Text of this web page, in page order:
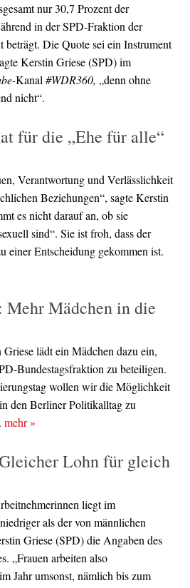
nur 30,7 Prozent der
in der SPD-Fraktion der
beträgt. Die Quote sei ein Instrument
Kerstin Griese (SPD) im
Kanal#WDR360, „denn ohne
nicht“.
für die „Ehe für alle“
Verantwortung und Verlässlichkeit
Beziehungen“, sagte Kerstin
es nicht darauf an, ob sie
sind“. Sie ist froh, dass der
einer Entscheidung gekommen ist.
Mehr Mädchen in die
lädt ein Mädchen dazu ein,
Bundestagsfraktion zu beteiligen.
wollen wir die Möglichkeit
den Berliner Politikalltag zu
mehr»
Lohn für gleich
liegt im
als der von männlichen
Griese (SPD) die Angaben des
„Frauen arbeiten also
Jahr umsonst, nämlich bis zum